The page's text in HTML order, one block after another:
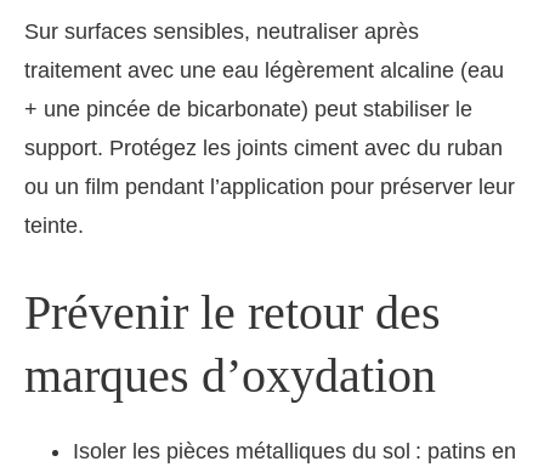
Sur surfaces sensibles, neutraliser après
traitement avec une eau légèrement alcaline (eau
+ une pincée de bicarbonate) peut stabiliser le
support. Protégez les joints ciment avec du ruban
ou un film pendant l’application pour préserver leur
teinte.
Prévenir le retour des
marques d’oxydation
Isoler les pièces métalliques du sol : patins en